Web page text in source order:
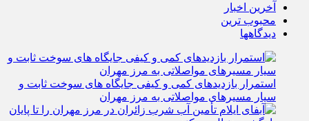
آخرین اخبار
محبوب ترین
دیدگاهها
استمرار بازدیدهای کمی و کیفی جایگاه‌ های سوخت ثابت و
سیار مسیرهای مواصلاتی به مرز مهران